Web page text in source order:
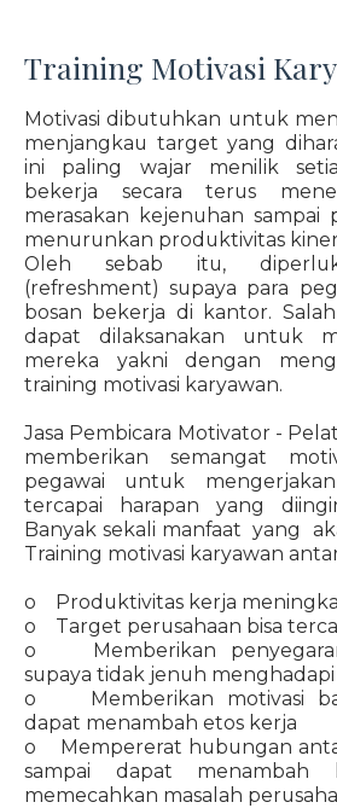
Training Motivasi
Motivasi dibutuhkan untuk
menjangkau target yang
ini paling wajar menilik
bekerja secara terus
merasakan kejenuhan sampai
menurunkan produktivitas
Oleh sebab itu,
(refreshment) supaya para
bosan bekerja di kantor.
dapat dilaksanakan untuk
mereka yakni dengan
training motivasi karyawan.
Jasa Pembicara Motivator -
memberikan semangat
pegawai untuk
tercapai harapan yang
Banyak sekali manfaat yang
Training motivasi karyawan
o Produktivitas kerja
o Target perusahaan bisa
o Memberikan
supaya tidak jenuh
o Memberikan motivasi
dapat menambah etos kerja
o Mempererat hubungan
sampai dapat menambah
memecahkan masalah